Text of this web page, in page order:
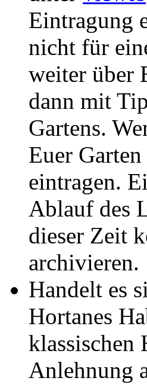
Eintragung
nicht für
weiter über
dann mit
Gartens.
Euer
eintragen.
Ablauf des
dieser Zeit
archivieren.
Handelt es
Hortanes
klassischen
Anlehnung